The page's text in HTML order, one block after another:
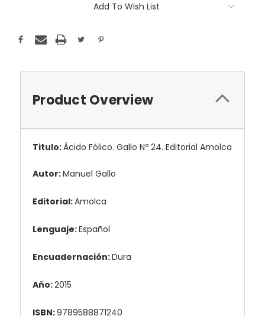
Add To Wish List
Product Overview
Titulo:Ácido Fólico. Gallo Nº 24. Editorial Amolca
Autor:Manuel Gallo
Editorial:Amolca
Lenguaje:Español
Encuadernación:Dura
Año:2015
ISBN:9789588871240